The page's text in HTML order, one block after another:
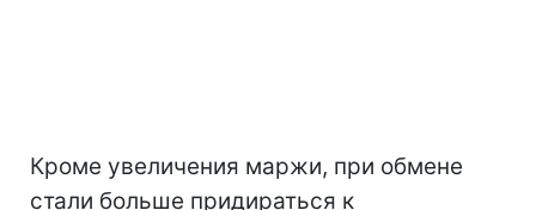
Кроме увеличения маржи, при обмене
стали больше придираться к